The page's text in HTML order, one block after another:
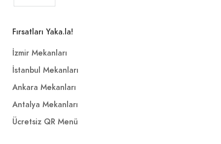
Fırsatları Yaka.la!
İzmir Mekanları
İstanbul Mekanları
Ankara Mekanları
Antalya Mekanları
Ücretsiz QR Menü